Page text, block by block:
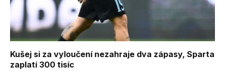
Kušej si za vyloučení nezahraje dva zápasy, Sparta
zaplatí 300 tisíc